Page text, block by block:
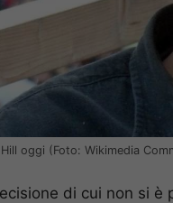
Hill oggi (Foto: Wikimedia
di cui non si è